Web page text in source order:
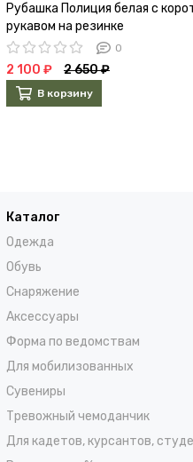
Рубашка Полиция белая с
рукавом на резинке
0
2 100 ₽ 2 650 ₽
В корзину
Каталог
Одежда
Обувь
Снаряжение
Аксессуары
Форма по ведомствам
Для мобилизованных
Сувениры
Тревожный чемоданчик
Для кадетов, курсантов,